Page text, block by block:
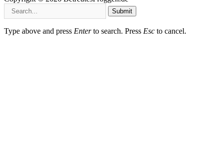
Submit
Type above and press Enterto search. Press Esc to cancel.